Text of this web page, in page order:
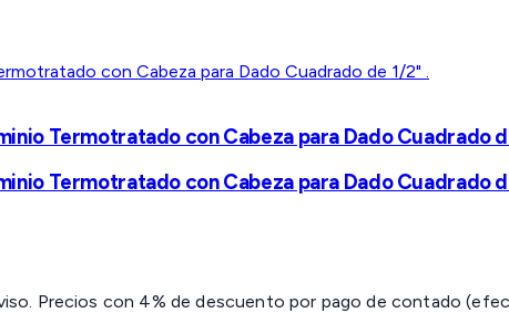
Termotratado con Cabeza para Dado Cuadrado
Termotratado con Cabeza para Dado Cuadrado
Precios con 4% de descuento por pago de contado